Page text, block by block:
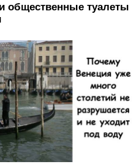
общественные туалеты